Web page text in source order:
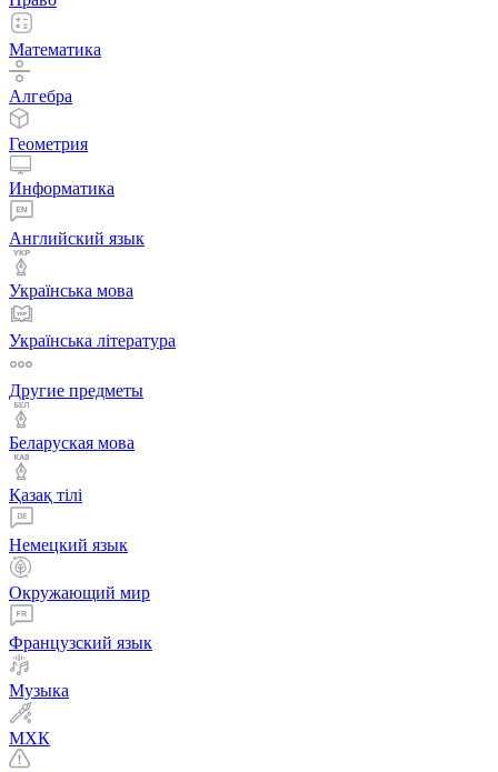
Математика
Алгебра
Геометрия
Информатика
Английский язык
Українська мова
Українська література
Другие предметы
Беларуская мова
Қазақ тiлi
Немецкий язык
Окружающий мир
Французский язык
Музыка
МХК